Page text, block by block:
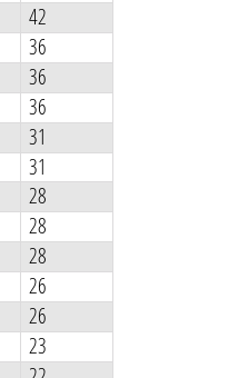
42
36
36
36
31
31
28
28
28
26
26
23